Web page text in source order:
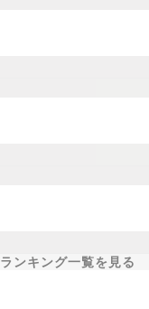
ランキング一覧を見る